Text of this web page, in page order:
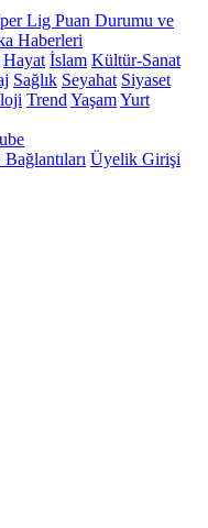
Lig Puan Durumu ve
Haberleri
Hayat İslam Kültür-Sanat
Sağlık Seyahat Siyaset
Trend YaşamYurt
Üyelik Girişi